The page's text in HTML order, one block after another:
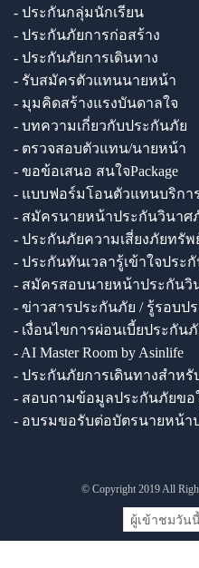
- ประกันกลุ่มนักเรียน
- ประกันภัยการก่อสร้าง
- ประกันภัยการเดินทาง
- รับสมัครตัวแทนนายหน้า
- มุมคิดสร้างแรงบันดาลใจ
- บทความเกี่ยวกับประกันภัย
- ตรวจสอบตัวแทน/นายหน้า
- ขอข้อเสนอ สนใจPackage
- แบบฟอร์มโอนตัวแทนบริกา
- สมัครนายหน้าประกันวินาศ
- ประกันภัยความเสี่ยงภัยทรั
- ประกันทันเวลารู้เข้าใจประ
- สมัครสอบนายหน้าประกันวิ
- ข่าวสารประกันภัย / รู้รอบป
- เงื่อนไขการผ่อนเบี้ยประกันภั
- AI Master Room by Asinlife
- ประกันภัยการเดินทางสำห
- สอบถามข้อมูลประกันภัยขอ
- อบรมขอรับต่อบัตรนายหน้า
© Copyright 2019 All
ผู้เข้าชมวันนี้